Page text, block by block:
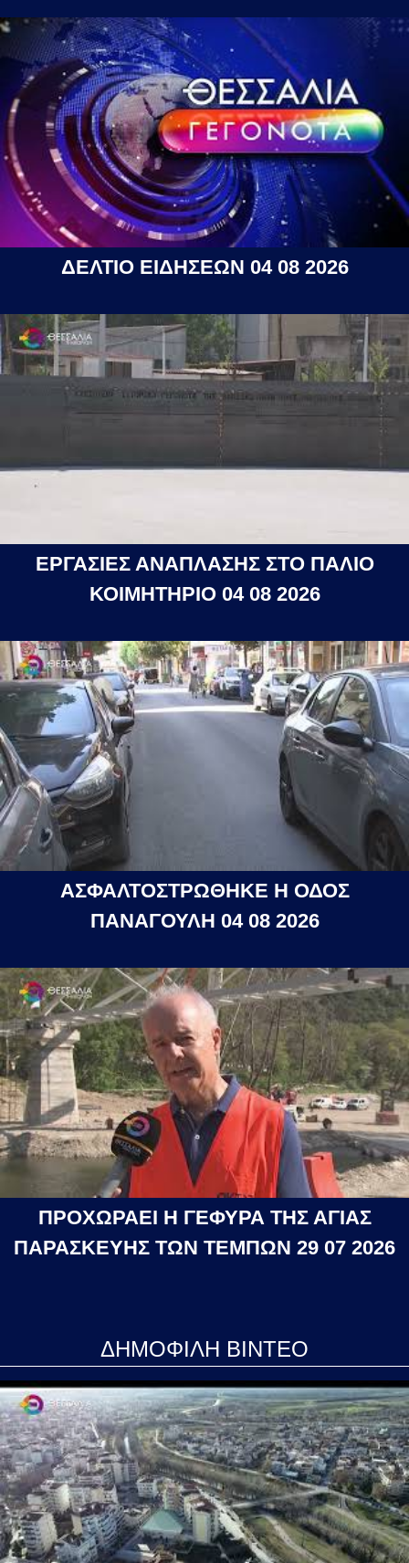
ΔΕΛΤΙΟ ΕΙΔΗΣΕΩΝ 04 08 2026
ΕΡΓΑΣΙΕΣ ΑΝΑΠΛΑΣΗΣ ΣΤΟ ΠΑΛΙΟ
ΚΟΙΜΗΤΗΡΙΟ 04 08 2026
ΑΣΦΑΛΤΟΣΤΡΩΘΗΚΕ Η ΟΔΟΣ
ΠΑΝΑΓΟΥΛΗ 04 08 2026
ΠΡΟΧΩΡΑΕΙ Η ΓΕΦΥΡΑ ΤΗΣ ΑΓΙΑΣ
ΠΑΡΑΣΚΕΥΗΣ ΤΩΝ ΤΕΜΠΩΝ 29 07 2026
ΔΗΜΟΦΙΛΗ ΒΙΝΤΕΟ